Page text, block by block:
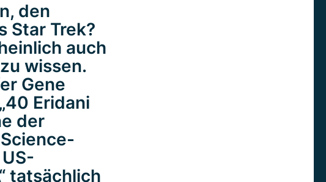
den
Star Trek?
auch
wissen.
Gene
Eridani
der
tatsächlich